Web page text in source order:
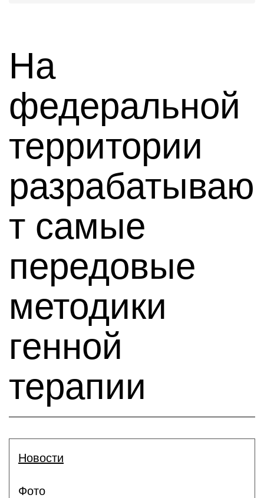
На
федеральной
территории
разрабатываю
т самые
передовые
методики
генной
терапии
Новости
Фото